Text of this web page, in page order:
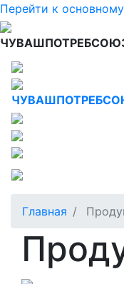
Перейти к
Главная